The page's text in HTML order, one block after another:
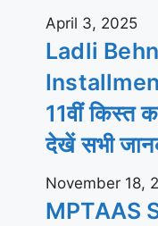
April 3, 2025
Ladli
11वीं किस्त
देखें सभी
November 18,
MPTAAS